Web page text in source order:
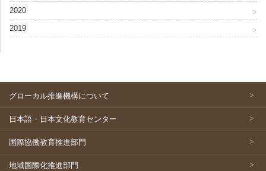
2020
2019
グローカル推進機構について
日本語・日本文化教育センター
国際協働教育推進部門
地域国際化推進部門